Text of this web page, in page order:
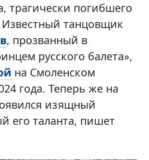
трагически погибшего
Известный танцовщик
, прозванный в
русского балета»,
на Смоленском
года. Теперь же на
изящный
его таланта, пишет